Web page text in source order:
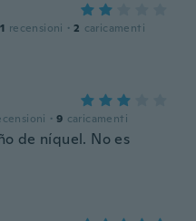
recensioni · 2 caricamenti
· 9 caricamenti
de níquel. No es